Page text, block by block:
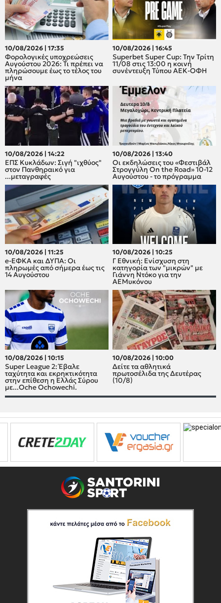
10/08/2026 | 17:35
Φορολογικές υποχρεώσεις
Αυγούστου 2026: Τι πρέπει να
πληρώσουμε έως το τέλος του
μήνα
10/08/2026 | 16:45
Superbet Super Cup: Την Τρίτη
11/08 στις 13:00 η κοινή
συνέντευξη Τύπου ΑΕΚ-ΟΦΗ
10/08/2026 | 14:22
ΕΠΣ Κυκλάδων: Σιγή "ιχθύος"
στον Πανθηραικό για
...μεταγραφές
10/08/2026 | 13:40
Οι εκδηλώσεις του «Φεστιβάλ
Στρογγύλη On the Road» 10-12
Αυγούστου - το πρόγραμμα
10/08/2026 | 11:25
e-ΕΦΚΑ και ΔΥΠΑ: Οι
πληρωμές από σήμερα έως τις
14 Αυγούστου
10/08/2026 | 10:25
Γ Εθνική: Ενίσχυση στη
κατηγορία των "μικρών" με
Γιάννη Ντόκο για την
ΑΕΜυκόνου
10/08/2026 | 10:15
Super League 2: Έβαλε
ταχύτητα και εκρηκτικότητα
στην επίθεση η Ελλάς Σύρου
με...Oche Ochowechi.
10/08/2026 | 10:00
Δείτε τα αθλητικά
πρωτοσέλιδα της Δευτέρας
(10/8)